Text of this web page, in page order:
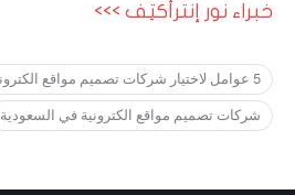
خبراء نور إنترأكتف >>>
5 عوامل لاختيار شركات تصميم مواقع الكترونية في السعودية
شركات تصميم مواقع الكترونية في السعودية